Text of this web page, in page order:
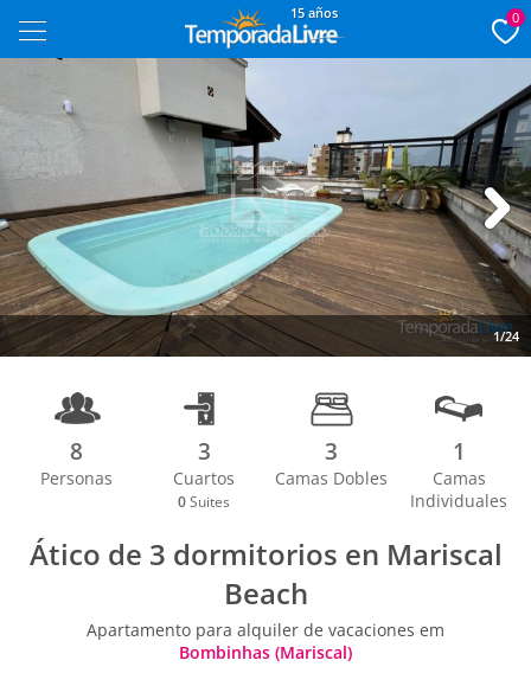
15 años 0
1/24
Next
8
Personas
3
Cuartos
0 Suites
3
Camas Dobles
1
Camas
Individuales
Ático de 3 dormitorios en Mariscal
Beach
Apartamento para alquiler de vacaciones em
Bombinhas (Mariscal)